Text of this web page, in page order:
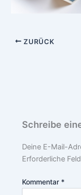
ZURÜCK
Schreibe
Deine E-Mail-
Erforderliche
Kommentar *